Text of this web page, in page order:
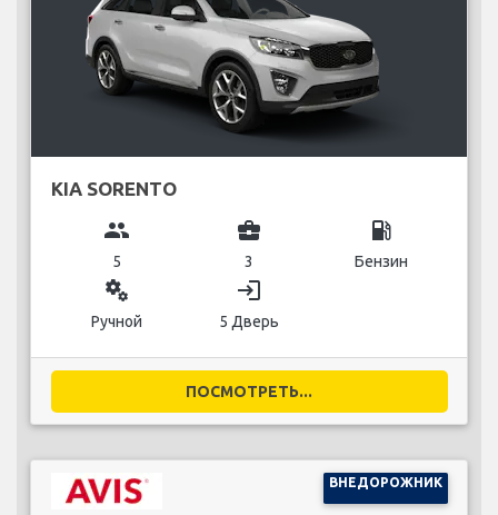
KIA SORENTO
group
5
business_center
3
local_gas_station
Бензин
miscellaneous_services
Ручной
login
5 Дверь
ПОСМОТРЕТЬ...
ВНЕДОРОЖНИК